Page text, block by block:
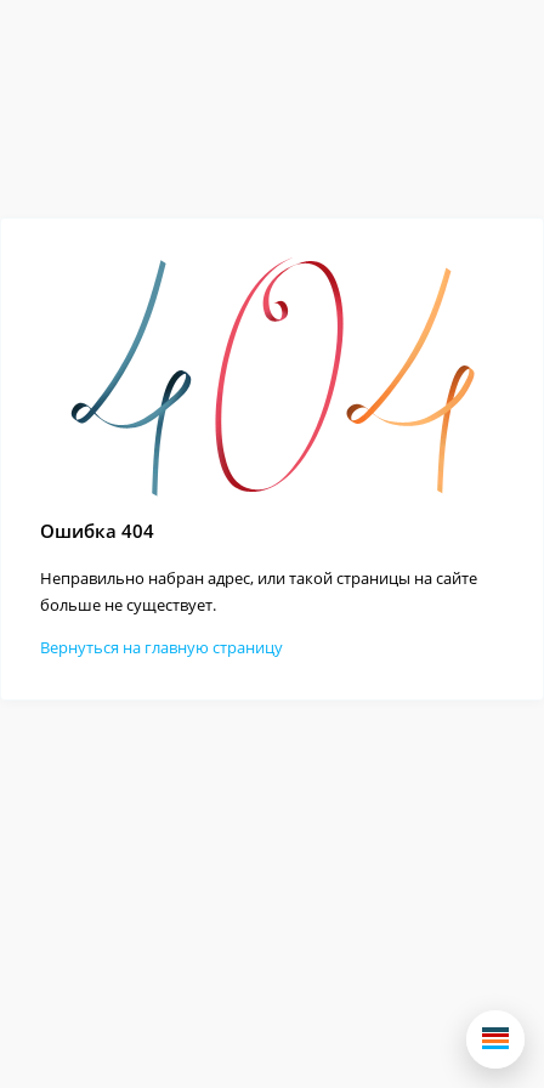
Ошибка 404
Неправильно набран адрес, или такой страницы на сайте
больше не существует.
Вернуться на главную страницу